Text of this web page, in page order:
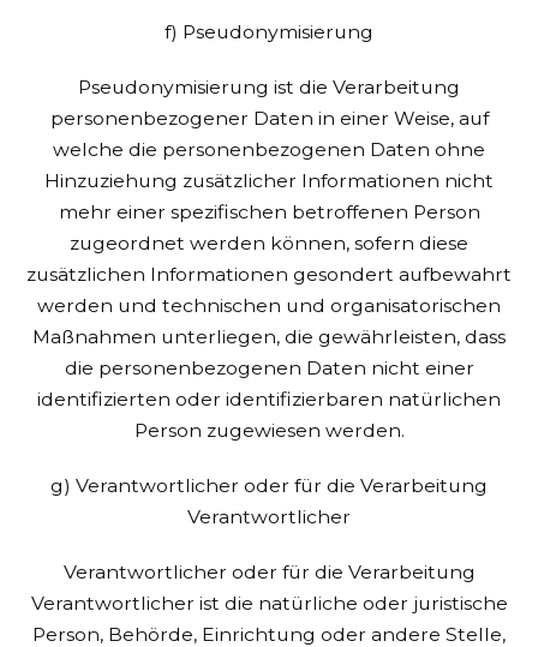
f) Pseudonymisierung
Pseudonymisierung ist die Verarbeitung
personenbezogener Daten in einer Weise, auf
welche die personenbezogenen Daten ohne
Hinzuziehung zusätzlicher Informationen nicht
mehr einer spezifischen betroffenen Person
zugeordnet werden können, sofern diese
zusätzlichen Informationen gesondert aufbewahrt
werden und technischen und organisatorischen
Maßnahmen unterliegen, die gewährleisten, dass
die personenbezogenen Daten nicht einer
identifizierten oder identifizierbaren natürlichen
Person zugewiesen werden.
g) Verantwortlicher oder für die Verarbeitung
Verantwortlicher
Verantwortlicher oder für die Verarbeitung
Verantwortlicher ist die natürliche oder juristische
Person, Behörde, Einrichtung oder andere Stelle,